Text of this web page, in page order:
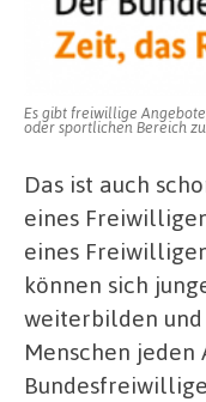
Es gibt freiwillige
oder sportlichen Bereich
Das ist auch
eines
eines
können sich
weiterbilden
Menschen